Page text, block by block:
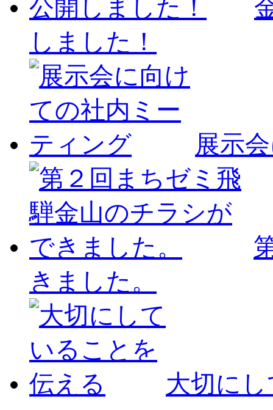
しました！
展示
きました。
大切に